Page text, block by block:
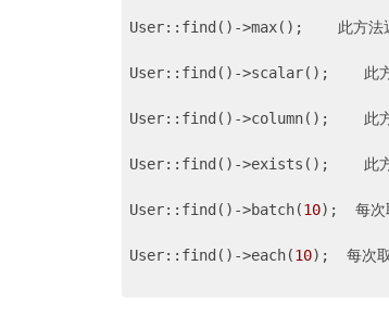
User::find()->max();    此方法返
User::find()->scalar();    此方法
User::find()->column();    此方法
User::find()->exists();    此方法返
User::find()->batch(10);  每次
User::find()->each(10);  每次